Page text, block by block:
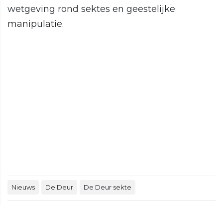
wetgeving rond sektes en geestelijke
manipulatie.
Nieuws De Deur De Deur sekte